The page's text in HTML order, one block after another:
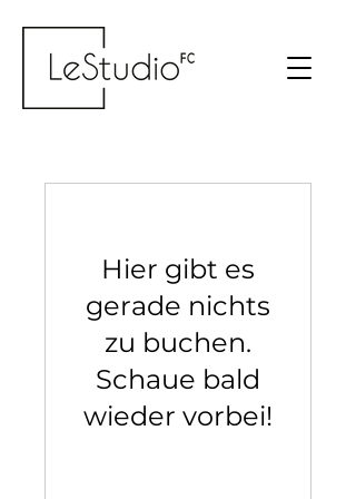
Hier gibt es
gerade nichts
zu buchen.
Schaue bald
wieder vorbei!